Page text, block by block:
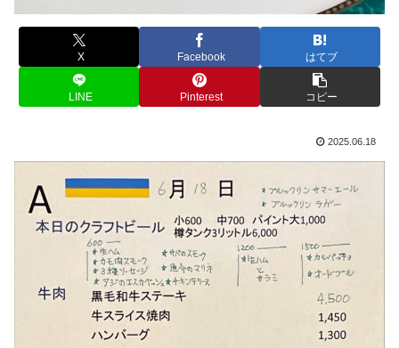
X Facebook はてブ
LINE Pinterest コピー
2025.06.18